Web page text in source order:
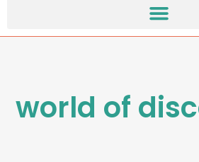
world of